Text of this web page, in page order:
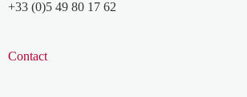
+33 (0)5 49 80 17 62
Contact